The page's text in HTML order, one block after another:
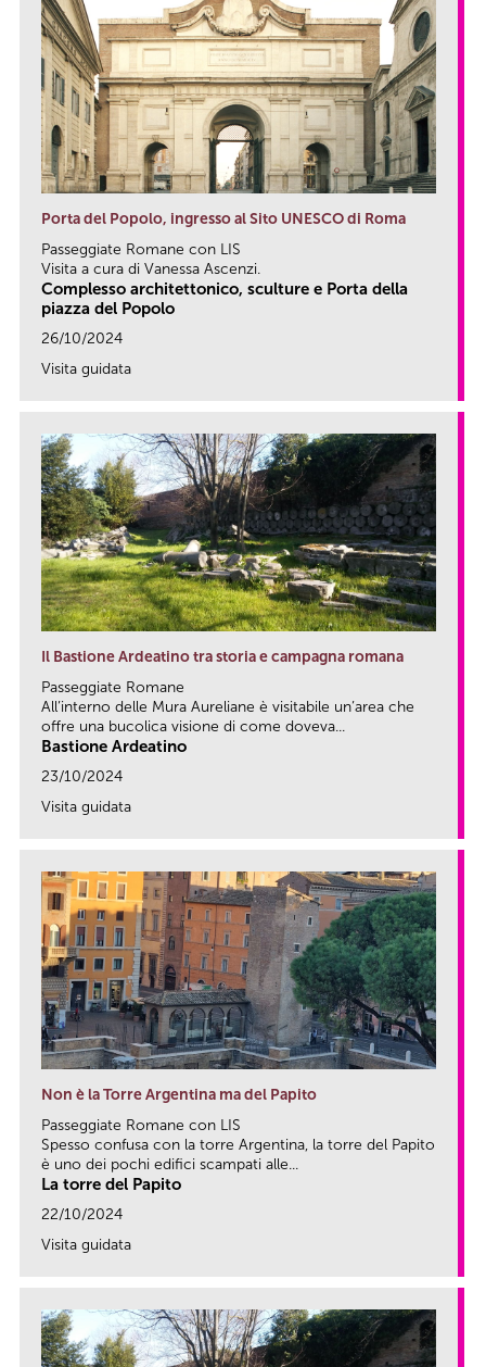
Porta del Popolo, ingresso al Sito UNESCO di Roma
Passeggiate Romane con LIS
Visita a cura di Vanessa Ascenzi.
Complesso architettonico, sculture e Porta della
piazza del Popolo
26/10/2024
Visita guidata
Il Bastione Ardeatino tra storia e campagna romana
Passeggiate Romane
All’interno delle Mura Aureliane è visitabile un’area che
offre una bucolica visione di come doveva...
Bastione Ardeatino
23/10/2024
Visita guidata
Non è la Torre Argentina ma del Papito
Passeggiate Romane con LIS
Spesso confusa con la torre Argentina, la torre del Papito
è uno dei pochi edifici scampati alle...
La torre del Papito
22/10/2024
Visita guidata